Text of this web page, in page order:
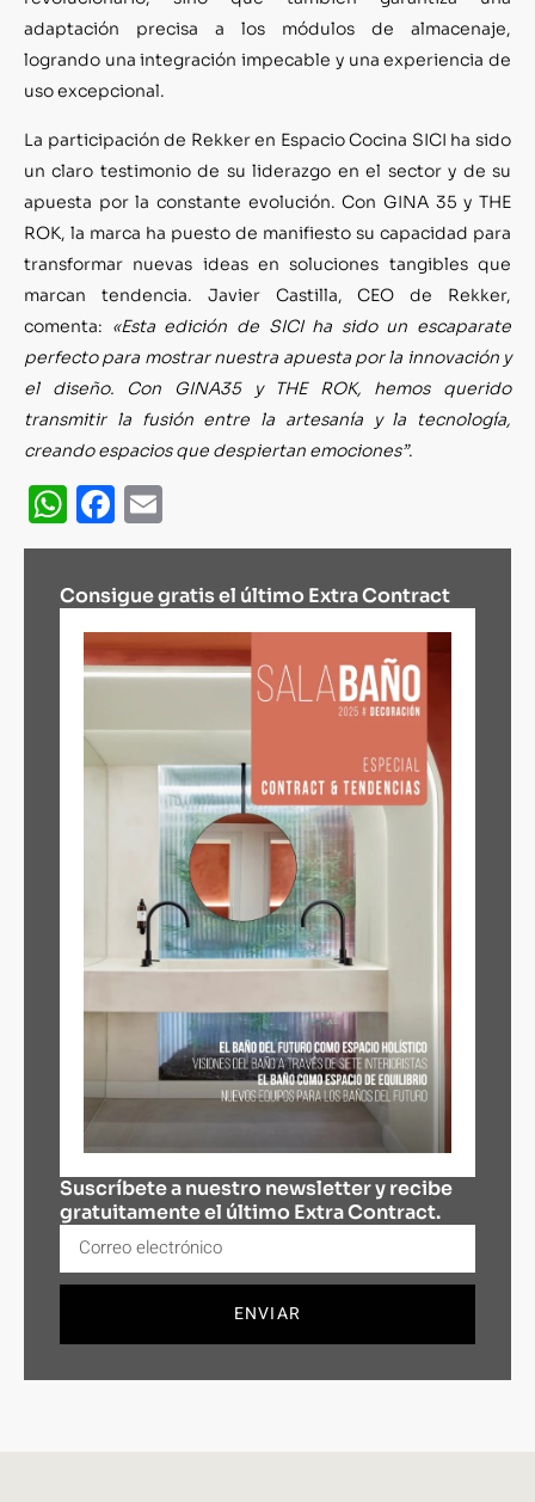
adaptación precisa a los módulos de almacenaje,
logrando una integración impecable y una experiencia de
uso excepcional.
La participación de Rekker en Espacio Cocina SICI ha sido
un claro testimonio de su liderazgo en el sector y de su
apuesta por la constante evolución. Con GINA 35 y THE
ROK, la marca ha puesto de manifiesto su capacidad para
transformar nuevas ideas en soluciones tangibles que
marcan tendencia. Javier Castilla, CEO de Rekker,
comenta: «Esta edición de SICI ha sido un escaparate
perfecto para mostrar nuestra apuesta por la innovación y
el diseño. Con GINA35 y THE ROK, hemos querido
transmitir la fusión entre la artesanía y la tecnología,
creando espacios que despiertan emociones”.
WhatsApp
Facebook
Consigue gratis el último Extra Contract
Suscríbete a nuestro newsletter y recibe
gratuitamente el último Extra Contract.
ENVIAR